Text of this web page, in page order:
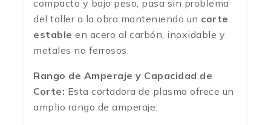
compacto y bajo peso, pasa sin problema
del taller a la obra manteniendo un corte
estable en acero al carbón, inoxidable y
metales no ferrosos.
Rango de Amperaje y Capacidad de
Corte: Esta cortadora de plasma ofrece un
amplio rango de amperaje: